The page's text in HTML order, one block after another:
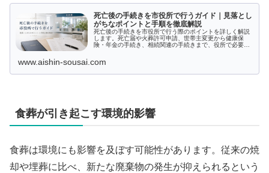
死亡後の手続きを市役所で行うガイド｜見落とし
がちなポイントと手順を徹底解説
死亡後の手続きを市役所で行う際のポイントを詳しく解説
します。死亡届や火葬許可申請、世帯主変更から健康保
険・年金の手続き、相続関連の手続きまで、役所で必要と
るためのガイドとしてぜひご活用ください。
www.aishin-sousai.com
食葬が引き起こす環境的影響
食葬は環境にも影響を及ぼす可能性があります。従来の焼
却や埋葬に比べ、新たな廃棄物の発生が抑えられるという